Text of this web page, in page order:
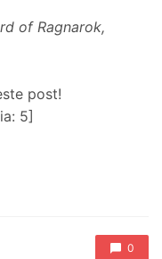
of Ragnarok,
post!
5]
0